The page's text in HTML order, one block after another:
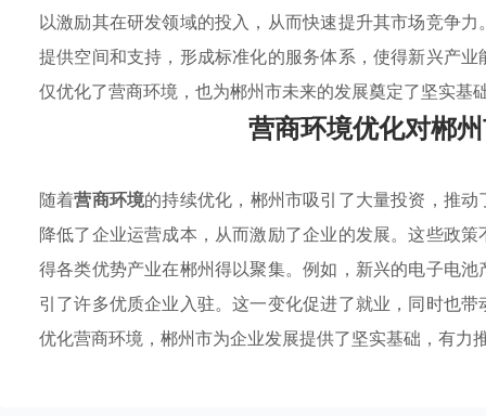
以激励其在研发领域的投入，从而快速提升其市场竞争
提供空间和支持，形成标准化的服务体系，使得新兴产
仅优化了营商环境，也为郴州市未来的发展奠定了坚实基
营商环境优化对郴
随着营商环境的持续优化，郴州市吸引了大量投资，推
降低了企业运营成本，从而激励了企业的发展。这些政
得各类优势产业在郴州得以聚集。例如，新兴的电子电
引了许多优质企业入驻。这一变化促进了就业，同时也
优化营商环境，郴州市为企业发展提供了坚实基础，有力